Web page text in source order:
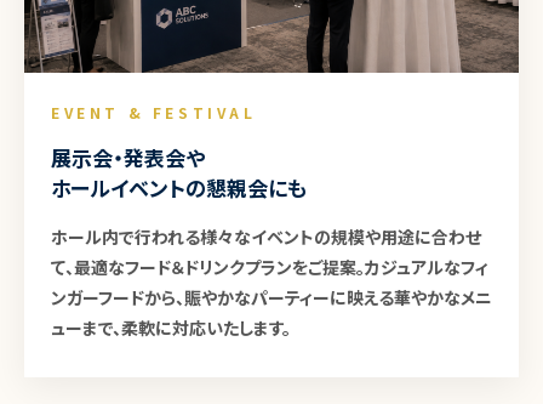
EVENT & FESTIVAL
展示会・発表会や
ホールイベントの懇親会にも
ホール内で行われる様々なイベントの規模や用途に合わせ
て、最適なフード＆ドリンクプランをご提案。カジュアルなフィ
ンガーフードから、賑やかなパーティーに映える華やかなメニ
ューまで、柔軟に対応いたします。